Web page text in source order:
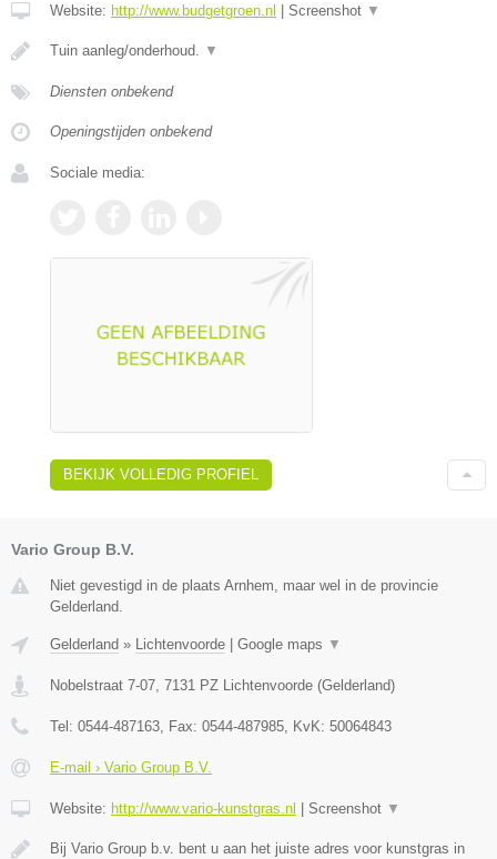
Website: http://www.budgetgroen.nl | Screenshot ▼
Tuin aanleg/onderhoud. ▼
Diensten onbekend
Openingstijden onbekend
Sociale media:
BEKIJK VOLLEDIG PROFIEL
Vario Group B.V.
Niet gevestigd in de plaats Arnhem, maar wel in de provincie
Gelderland.
Gelderland » Lichtenvoorde Google maps ▼
Nobelstraat 7-07, 7131 PZ Lichtenvoorde (Gelderland)
Tel: 0544-487163, Fax: 0544-487985, KvK: 50064843
E-mail › Vario Group B.V.
Website: http://www.vario-kunstgras.nl Screenshot ▼
Bij Vario Group b.v. bent u aan het juiste adres voor kunstgras in